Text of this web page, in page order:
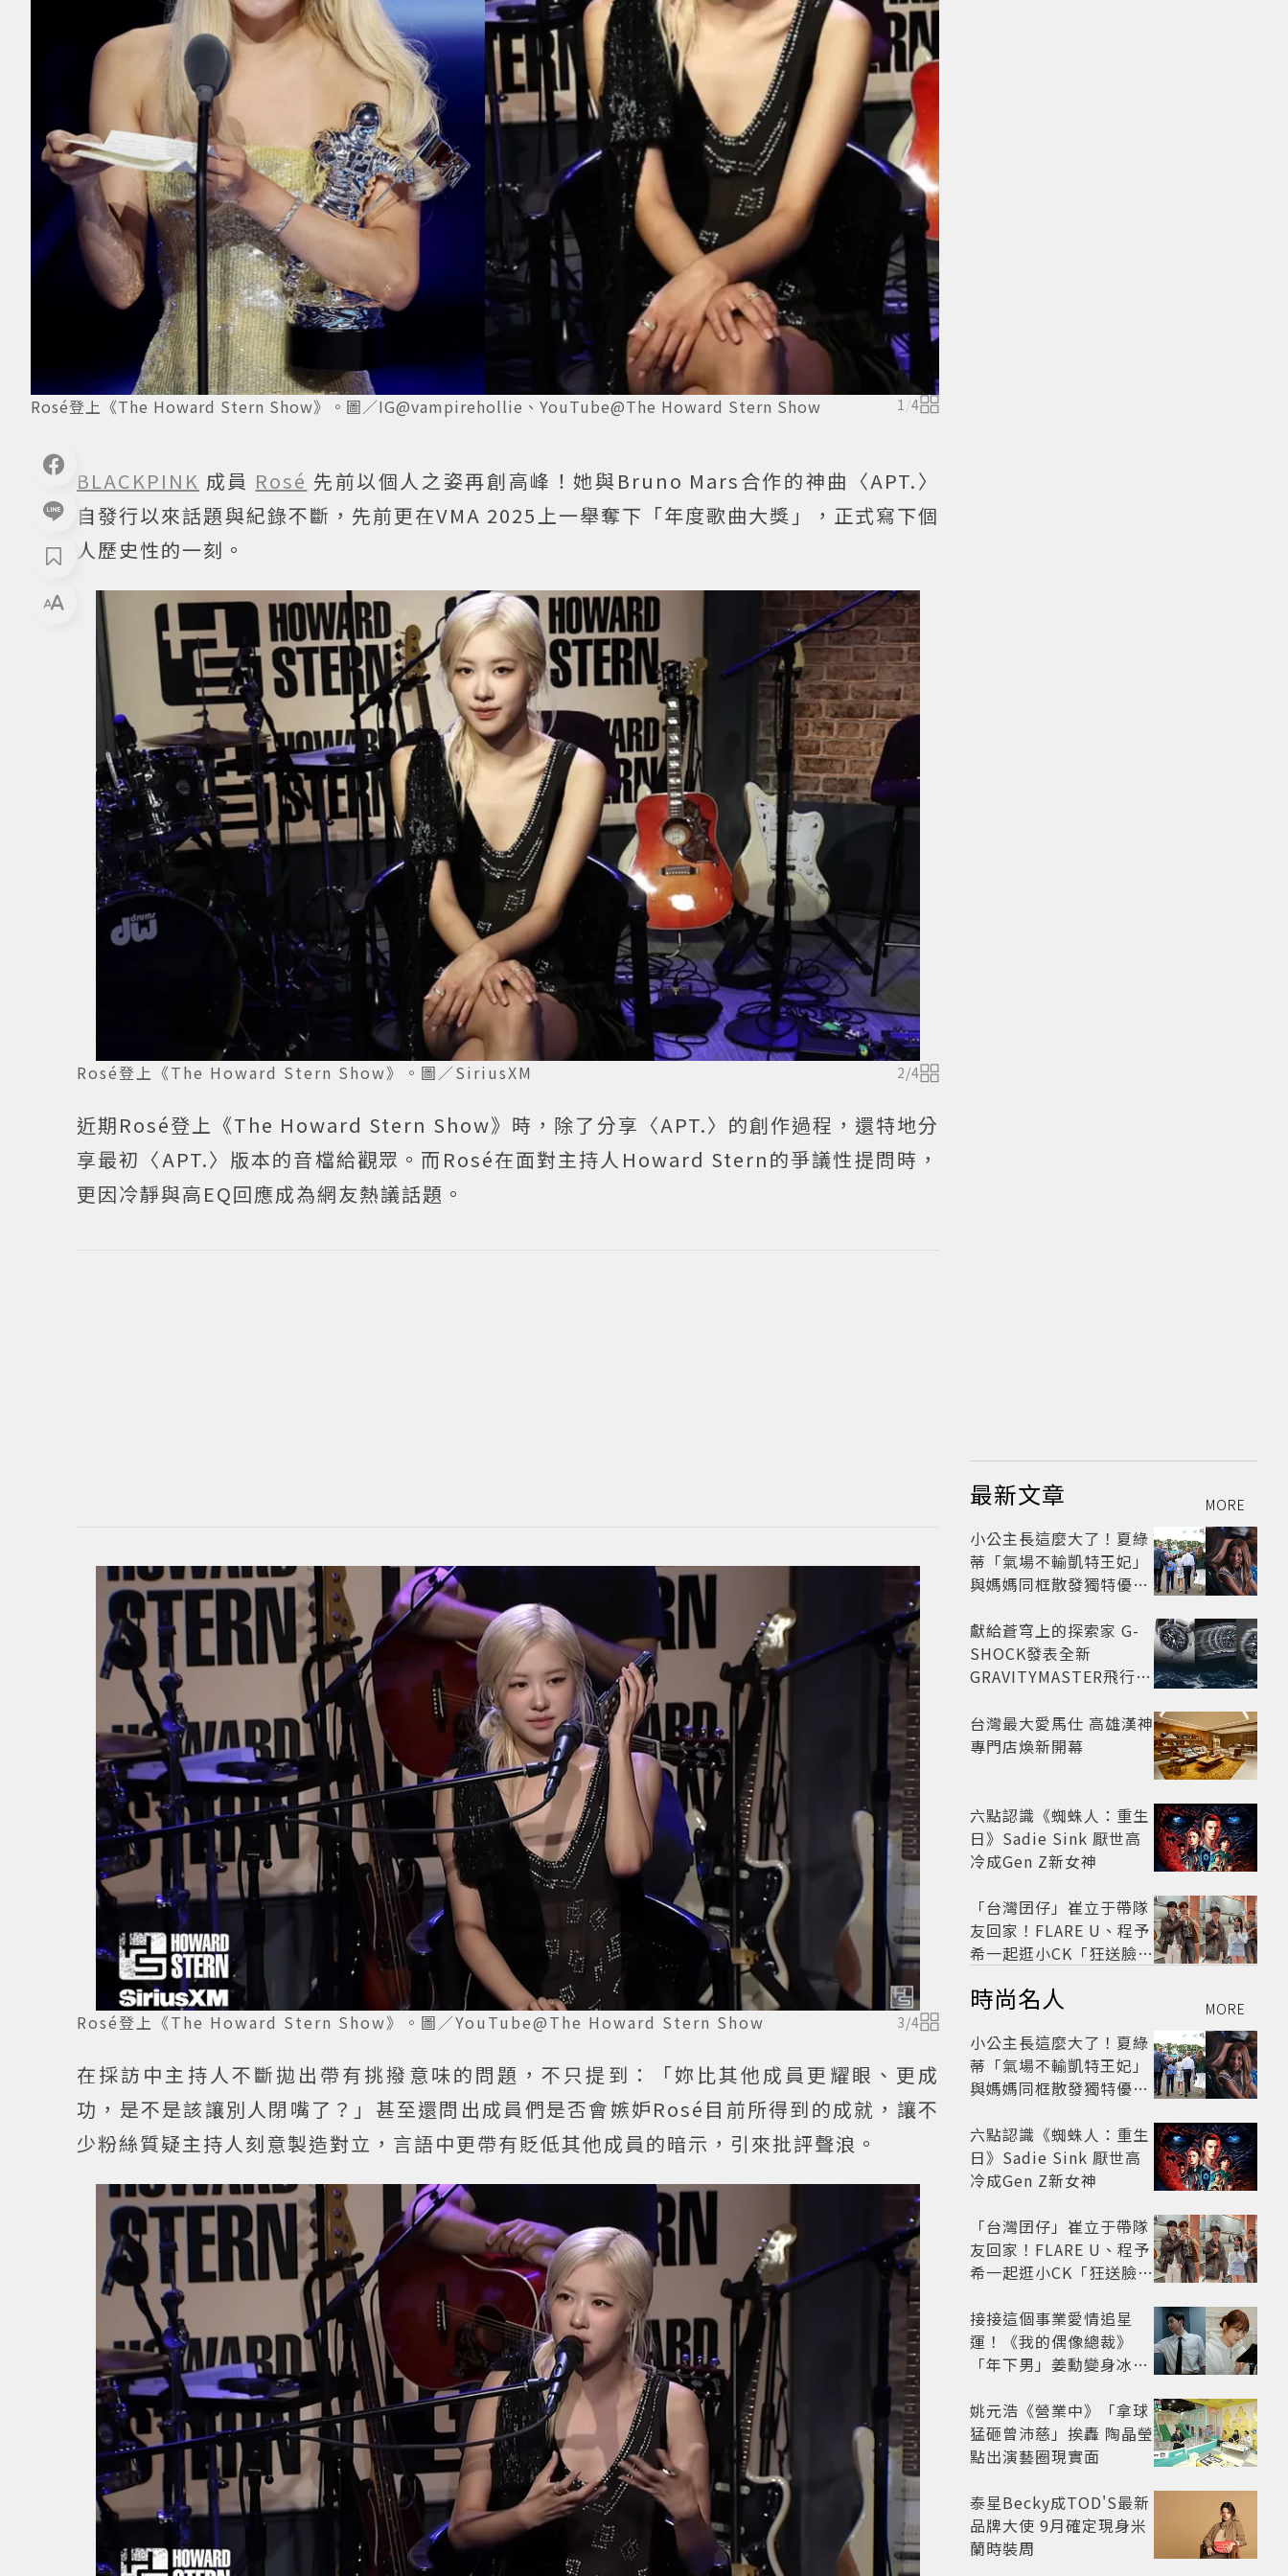
Rosé登上《The Howard Stern Show》。圖／IG@vampirehollie、YouTube@The Howard Stern Show 1 /4
BLACKPINK 成員 Rosé 先前以個人之姿再創高峰！她與Bruno Mars合作的神曲〈APT.〉
自發行以來話題與紀錄不斷，先前更在VMA 2025上一舉奪下「年度歌曲大獎」，正式寫下個
人歷史性的一刻。
Rosé登上《The Howard Stern Show》。圖／SiriusXM 2/4
近期Rosé登上《The Howard Stern Show》時，除了分享〈APT.〉的創作過程，還特地分
享最初〈APT.〉版本的音檔給觀眾。而Rosé在面對主持人Howard Stern的爭議性提問時，
更因冷靜與高EQ回應成為網友熱議話題。
Rosé登上《The Howard Stern Show》。圖／YouTube@The Howard Stern Show 3/4
在採訪中主持人不斷拋出帶有挑撥意味的問題，不只提到：「妳比其他成員更耀眼、更成
功，是不是該讓別人閉嘴了？」甚至還問出成員們是否會嫉妒Rosé目前所得到的成就，讓不
少粉絲質疑主持人刻意製造對立，言語中更帶有貶低其他成員的暗示，引來批評聲浪。
最新文章 MORE
小公主長這麼大了！夏綠
蒂「氣場不輸凱特王妃」
與媽媽同框散發獨特優雅
獻給蒼穹上的探索家 G-
SHOCK發表全新
GRAVITYMASTER飛行表
台灣最大愛馬仕 高雄漢神
專門店煥新開幕
六點認識《蜘蛛人：重生
日》Sadie Sink 厭世高
冷成Gen Z新女神
「台灣囝仔」崔立于帶隊
友回家！FLARE U、程予
希一起逛小CK「狂送臉頰
站私藏必逛名單
時尚名人 MORE
小公主長這麼大了！夏綠
蒂「氣場不輸凱特王妃」
與媽媽同框散發獨特優雅
六點認識《蜘蛛人：重生
日》Sadie Sink 厭世高
冷成Gen Z新女神
「台灣囝仔」崔立于帶隊
友回家！FLARE U、程予
希一起逛小CK「狂送臉頰
站私藏必逛名單
接接這個事業愛情追星
運！《我的偶像總裁》
「年下男」姜勳變身冰山
遇愛情
姚元浩《營業中》「拿球
猛砸曾沛慈」挨轟 陶晶瑩
點出演藝圈現實面
泰星Becky成TOD'S最新
品牌大使 9月確定現身米
蘭時裝周